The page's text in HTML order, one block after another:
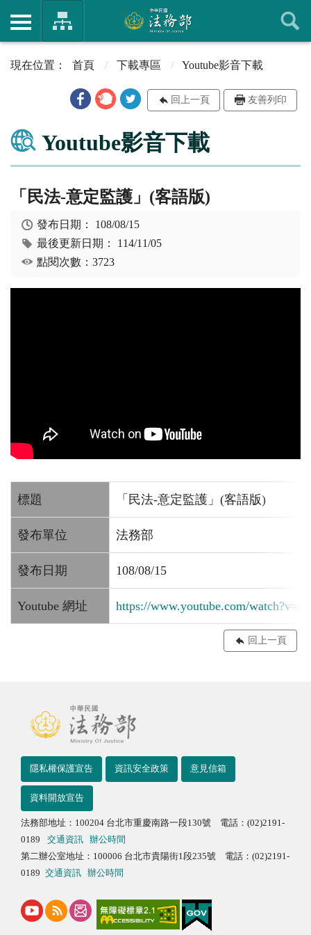
首頁 下載專區 Youtube影音下載
回上一頁 友善列印
Youtube影音下載
「民法-意定監護」(客語版)
發布日期： 108/08/15
最後更新日期： 114/11/05
點閱次數：3723
標題 「民法-意定監護」(客語版)
發布單位 法務部
發布日期 108/08/15
Youtube 網址 https://www.youtube.com/
回上一頁
隱私權保護宣告 資訊安全政策 意見信箱
資料開放宣告
法務部地址：100204 台北市重慶南路一段130號 電話：(02)2191-
0189
交通資訊
辦公時間
第二辦公室地址：100006 台北市貴陽街1段235號 電話：(02)2191-
0189 交通資訊 辦公時間